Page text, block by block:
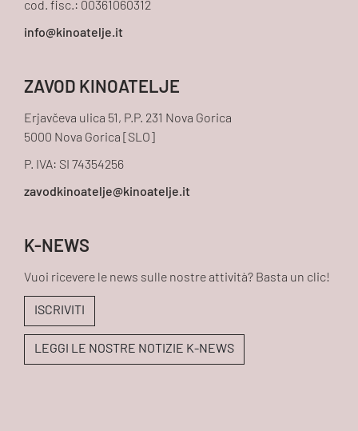
cod. fisc.: 00361060312
ZAVOD KINOATELJE
Erjavčeva ulica 51, P.P. 231 Nova Gorica
5000 Nova Gorica [SLO]
P. IVA: SI 74354256
K-NEWS
Vuoi ricevere le news sulle nostre attività? Basta un clic!
ISCRIVITI
LEGGI LE NOSTRE NOTIZIE K-NEWS